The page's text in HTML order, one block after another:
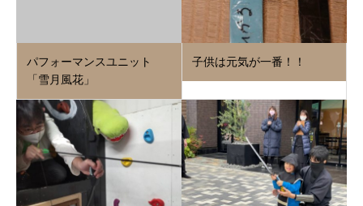
パフォーマンスユニット
「雪月風花」
子供は元気が一番！！